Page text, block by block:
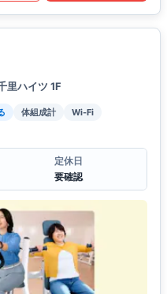
里ハイツ 1F
体組成計
Wi-Fi
定休日
要確認